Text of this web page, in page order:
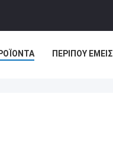
ΠΕΡΊΠΟΥ ΕΜΕΊΣ